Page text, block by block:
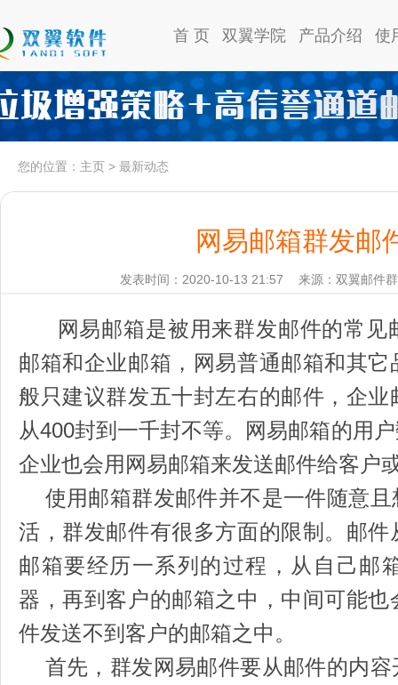
首 页 双翼学院 产品介绍 使
您的位置： 主页 > 最新动态
网易邮箱群发邮
发表时间：2020-10-13 21:57 来源：双翼邮件
网易邮箱是被用来群发邮件的常见
邮箱和企业邮箱，网易普通邮箱和其
般只建议群发五十封左右的邮件，企
从400封到一千封不等。网易邮箱的用
企业也会用网易邮箱来发送邮件给客户
使用邮箱群发邮件并不是一件随意且
活，群发邮件有很多方面的限制。邮
邮箱要经历一系列的过程，从自己邮
器，再到客户的邮箱之中，中间可能
件发送不到客户的邮箱之中。
首先，群发网易邮件要从邮件的内容